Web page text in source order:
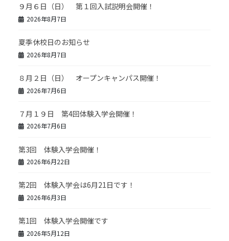
９月６日（日） 第１回入試説明会開催！
2026年8月7日
夏季休校日のお知らせ
2026年8月7日
８月２日（日） オープンキャンパス開催！
2026年7月6日
７月１９日 第4回体験入学会開催！
2026年7月6日
第3回 体験入学会開催！
2026年6月22日
第2回 体験入学会は6月21日です！
2026年6月3日
第1回 体験入学会開催です
2026年5月12日